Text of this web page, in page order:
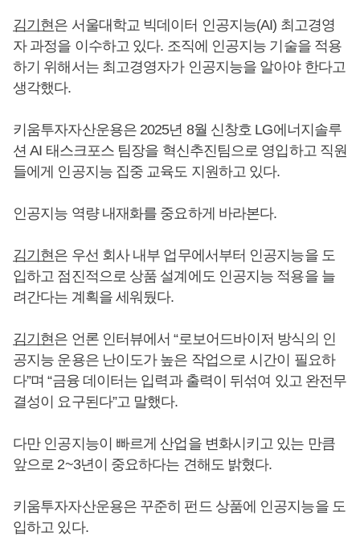
김기현은 서울대학교 빅데이터 인공지능(AI) 최고경영
자 과정을 이수하고 있다. 조직에 인공지능 기술을 적용
하기 위해서는 최고경영자가 인공지능을 알아야 한다고
생각했다.
키움투자자산운용은 2025년 8월 신창호 LG에너지솔루
션 AI 태스크포스 팀장을 혁신추진팀으로 영입하고 직원
들에게 인공지능 집중 교육도 지원하고 있다.
인공지능 역량 내재화를 중요하게 바라본다.
김기현은 우선 회사 내부 업무에서부터 인공지능을 도
입하고 점진적으로 상품 설계에도 인공지능 적용을 늘
려간다는 계획을 세워뒀다.
김기현은 언론 인터뷰에서 “로보어드바이저 방식의 인
공지능 운용은 난이도가 높은 작업으로 시간이 필요하
다”며 “금융 데이터는 입력과 출력이 뒤섞여 있고 완전무
결성이 요구된다”고 말했다.
다만 인공지능이 빠르게 산업을 변화시키고 있는 만큼
앞으로 2~3년이 중요하다는 견해도 밝혔다.
키움투자자산운용은 꾸준히 펀드 상품에 인공지능을 도
입하고 있다.